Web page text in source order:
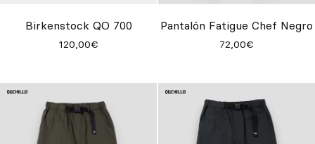
Birkenstock QO 700
120,00€
Pantalón Fatigue Chef Negro
72,00€